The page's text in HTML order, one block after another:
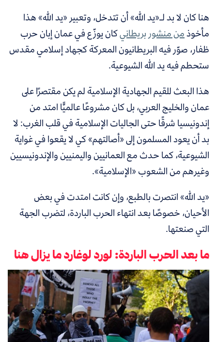
هنا كان لا بد لـ«يد الله» أن تتدخل، وتعبير «يد الله» هذا
مأخوذمن منشور بريطانيكان يوزّع في عمان إبان حرب
ظفار، صوّر فيه البريطانيون المعركة كجهاد إسلامي مقدس
ستحطم فيه يد الله الشيوعية.
هذا البعث للقيم الجهادية الإسلامية لم يكن مقتصرًا على
عمان والخليج العربي، بل كان مشروعًا عالميًّا امتد من
إندونيسيا شرقًا حتى الجاليات الإسلامية في قلب الغرب: لا
بد أن يعود المسلمون إلى «أصالتهم» كي لا يقعوا في غواية
الشيوعية، كما حدث مع العمانيين واليمنيين والإندونيسيين
وغيرهم من الشعوب «الإسلامية».
«يد الله» انتصرت بالطبع، وإن كانت امتدت في بعض
الأحيان، خصوصًا بعد انتهاء الحرب الباردة، لتضرب الجهة
التي صنعتها.
ما بعد الحرب الباردة: لورد لوغارد ما يزال هنا